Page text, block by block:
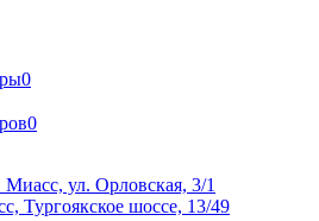
0
0
Миасс, ул. Орловская, 3/1
Тургоякское шоссе, 13/49